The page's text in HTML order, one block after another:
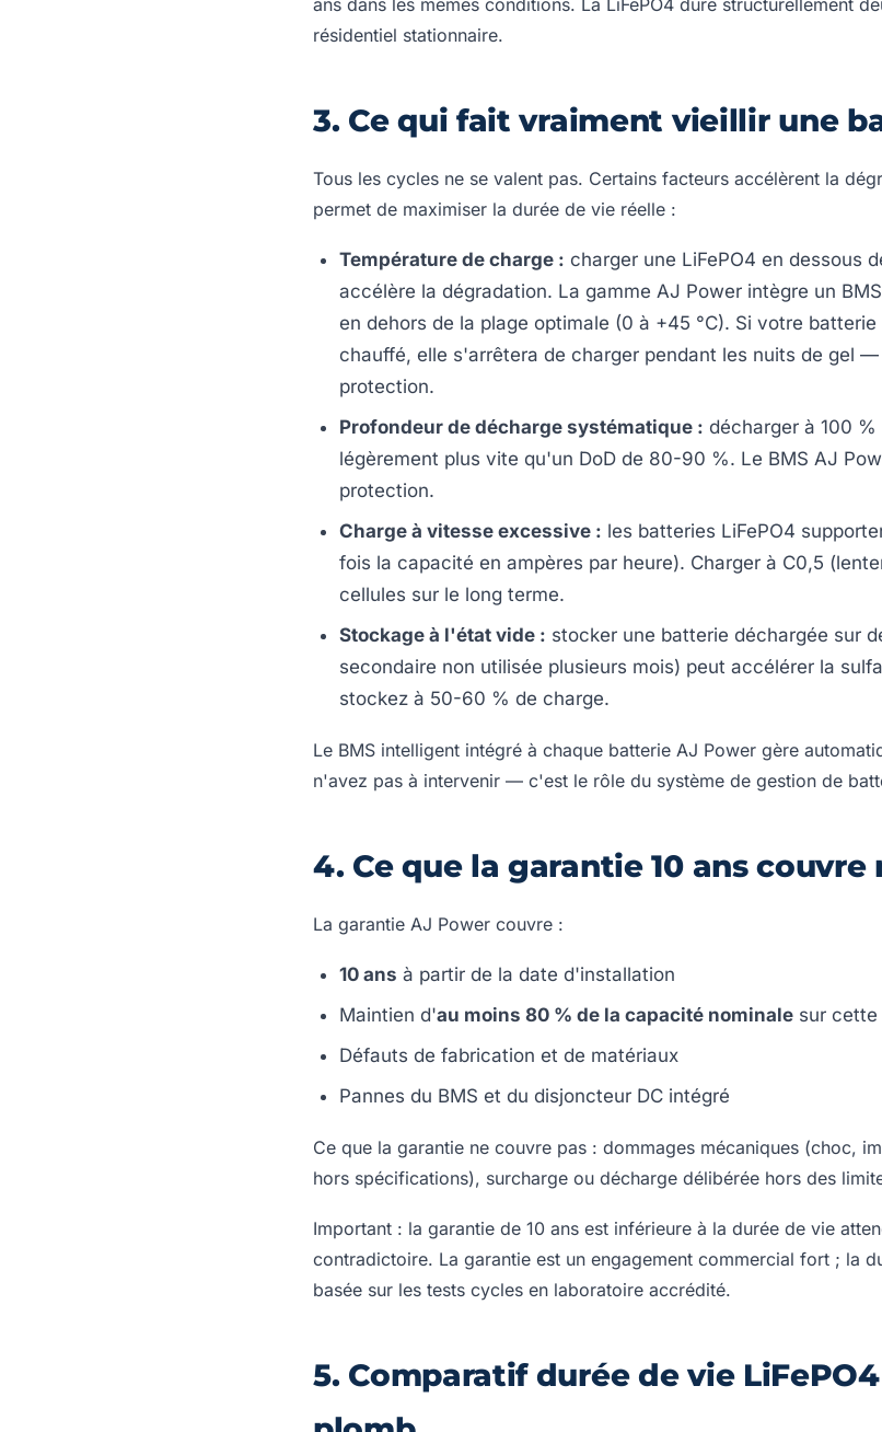
ans dans les mêmes conditions. La LiFePO4 dure structurellement
résidentiel stationnaire.
3. Ce qui fait vraiment vieillir une
Tous les cycles ne se valent pas. Certains facteurs accélèrent la
permet de maximiser la durée de vie réelle :
Température de charge : charger une LiFePO4 en dessous
accélère la dégradation. La gamme AJ Power intègre un
en dehors de la plage optimale (0 à +45 °C). Si votre
chauffé, elle s'arrêtera de charger pendant les nuits de gel
protection.
Profondeur de décharge systématique : décharger à 100
légèrement plus vite qu'un DoD de 80-90 %. Le BMS AJ
protection.
Charge à vitesse excessive : les batteries LiFePO4
fois la capacité en ampères par heure). Charger à C0,5
cellules sur le long terme.
Stockage à l'état vide : stocker une batterie déchargée sur
secondaire non utilisée plusieurs mois) peut accélérer la
stockez à 50-60 % de charge.
Le BMS intelligent intégré à chaque batterie AJ Power gère
n'avez pas à intervenir — c'est le rôle du système de gestion de
4. Ce que la garantie 10 ans
La garantie AJ Power couvre :
10 ans à partir de la date d'installation
Maintien d'au moins 80 % de la capacité nominale sur cette
Défauts de fabrication et de matériaux
Pannes du BMS et du disjoncteur DC intégré
Ce que la garantie ne couvre pas : dommages mécaniques (choc,
hors spécifications), surcharge ou décharge délibérée hors des
Important : la garantie de 10 ans est inférieure à la durée de vie
contradictoire. La garantie est un engagement commercial fort ; la
basée sur les tests cycles en laboratoire accrédité.
5. Comparatif durée de vie LiFePO4